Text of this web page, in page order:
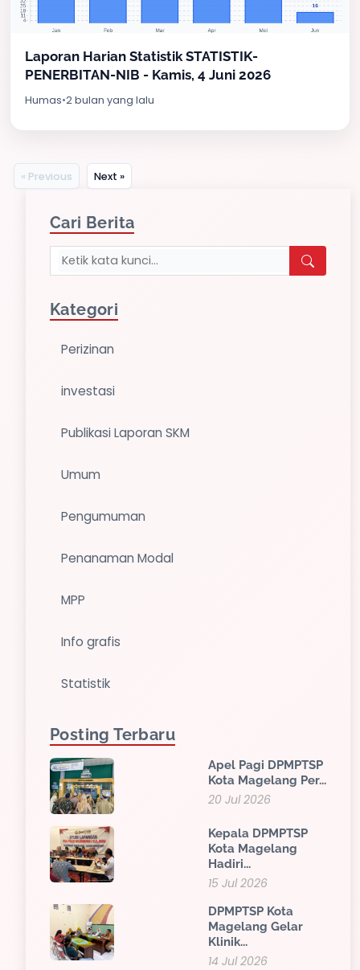
Laporan Harian Statistik STATISTIK-
PENERBITAN-NIB - Kamis, 4 Juni 2026
Humas•2 bulan yang lalu
« Previous Next »
Cari Berita
Kategori
Perizinan
investasi
Publikasi Laporan SKM
Umum
Pengumuman
Penanaman Modal
MPP
Info grafis
Statistik
Posting Terbaru
Apel Pagi DPMPTSP
Kota Magelang Per...
20 Jul 2026
Kepala DPMPTSP
Kota Magelang
Hadiri...
15 Jul 2026
DPMPTSP Kota
Magelang Gelar
Klinik...
14 Jul 2026